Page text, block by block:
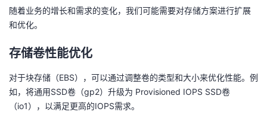
随着业务的增长和需求的变化，我们可能需要对存储方案进行扩展
和优化。
存储卷性能优化
对于块存储（EBS），可以通过调整卷的类型和大小来优化性能。例
如，将通用SSD卷（gp2）升级为 Provisioned IOPS SSD卷
（io1），以满足更高的IOPS需求。